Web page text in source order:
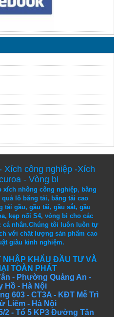
Xích công nghiệp-Xích
- Vòng bi
xích nhông công nghiệp, băng
quả lô băng tải, băng tải cao
tải gầu, gầu tải, gầu sắt, gầu
kẹp nối S4, vòng bi cho các
cá nhân.Chúng tôi luôn luôn tự
với chất lượng sảnphẩm cao
giàu kinh nghiệm.
NHẬP KHẨU ĐẦU TƯ VÀ
TOÀN PHÁT
- Phường Quảng An -
Hồ - Hà Nội
603 - CT3A - KĐT Mễ Trì
Liêm - Hà Nội
2 - Tổ 5 KP3 Đường Tân